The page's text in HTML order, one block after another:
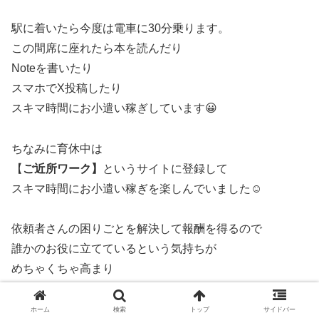
駅に着いたら今度は電車に30分乗ります。
この間席に座れたら本を読んだり
Noteを書いたり
スマホでX投稿したり
スキマ時間にお小遣い稼ぎしています😀
ちなみに育休中は
【 ご近所ワーク】
というサイトに登録して
スキマ時間にお小遣い稼ぎを楽しんでいました☺️
依頼者さんの困りごとを解決して報酬を得るので
誰かのお役に立てているという気持ちが
めちゃくちゃ高まり
社会と繋がれているんだと
自己肯定感も爆上がりしました☺️
ホーム 検索 トップ サイドバー